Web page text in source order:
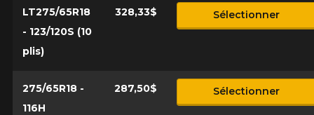
LT275/65R18
- 123/120S (10
plis)
328,33$ Sélectionner
275/65R18 -
116H
287,50$ Sélectionner